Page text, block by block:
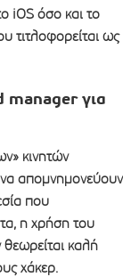
iOS όσο και το
τιτλοφορείται ως
manager για
κινητών
απομνημονεύουν
που
η χρήση του
θεωρείται καλή
χάκερ.